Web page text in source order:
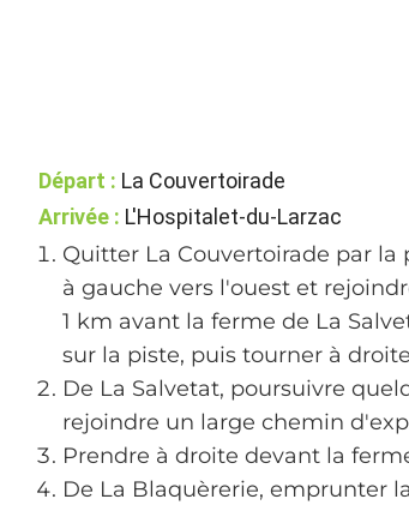
Départ : La Couvertoirade
Arrivée : L'Hospitalet-du-Larzac
Quitter La Couvertoirade par la
à gauche vers l'ouest et
1 km avant la ferme de La
sur la piste, puis tourner à
De La Salvetat, poursuivre
rejoindre un large chemin
Prendre à droite devant la
De La Blaquèrerie, emprunter